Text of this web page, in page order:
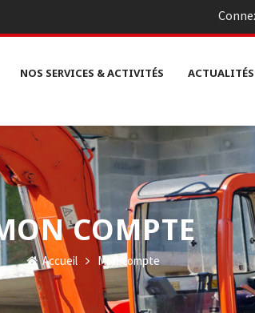
NOS SERVICES & ACTIVITÉS ACTUALITÉS
COMPTE
Accueil Mon compte